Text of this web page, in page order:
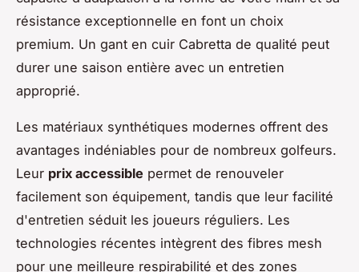
résistance exceptionnelle en font un choix
premium. Un gant en cuir Cabretta de qualité peut
durer une saison entière avec un entretien
approprié.
Les matériaux synthétiques modernes offrent des
avantages indéniables pour de nombreux golfeurs.
Leur prix accessible permet de renouveler
facilement son équipement, tandis que leur facilité
d'entretien séduit les joueurs réguliers. Les
technologies récentes intègrent des fibres mesh
pour une meilleure respirabilité et des zones